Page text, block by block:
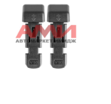
БЫСТРЫЙ ПРОСМОТР